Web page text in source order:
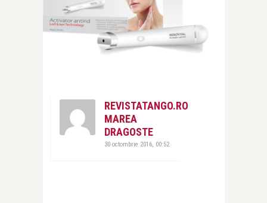
REVISTATANGO.RO
MAREA
DRAGOSTE
30 octombrie 2016, 00:52